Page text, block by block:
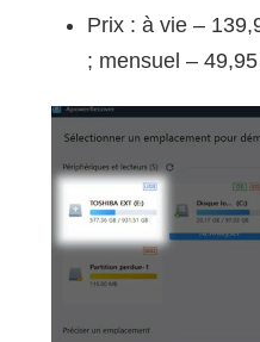
Prix : à vie –
; mensuel –